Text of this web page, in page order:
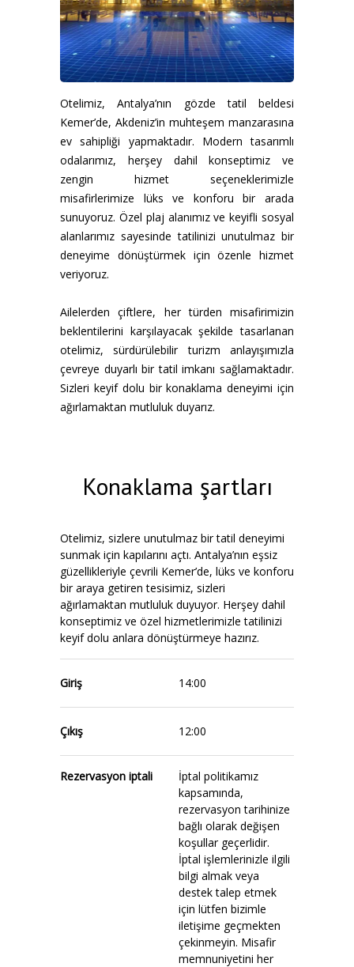
Otelimiz, Antalya’nın gözde tatil beldesi
Kemer’de, Akdeniz’in muhteşem manzarasına
ev sahipliği yapmaktadır. Modern tasarımlı
odalarımız, herşey dahil konseptimiz ve
zengin hizmet seçeneklerimizle
misafirlerimize lüks ve konforu bir arada
sunuyoruz. Özel plaj alanımız ve keyifli sosyal
alanlarımız sayesinde tatilinizi unutulmaz bir
deneyime dönüştürmek için özenle hizmet
veriyoruz.
Ailelerden çiftlere, her türden misafirimizin
beklentilerini karşılayacak şekilde tasarlanan
otelimiz, sürdürülebilir turizm anlayışımızla
çevreye duyarlı bir tatil imkanı sağlamaktadır.
Sizleri keyif dolu bir konaklama deneyimi için
ağırlamaktan mutluluk duyarız.
Konaklama şartları
Otelimiz, sizlere unutulmaz bir tatil deneyimi
sunmak için kapılarını açtı. Antalya’nın eşsiz
güzellikleriyle çevrili Kemer’de, lüks ve konforu
bir araya getiren tesisimiz, sizleri
ağırlamaktan mutluluk duyuyor. Herşey dahil
konseptimiz ve özel hizmetlerimizle tatilinizi
keyif dolu anlara dönüştürmeye hazırız.
Giriş 14:00
Çıkış 12:00
Rezervasyon iptali
İptal politikamız
kapsamında,
rezervasyon tarihinize
bağlı olarak değişen
koşullar geçerlidir.
İptal işlemlerinizle ilgili
bilgi almak veya
destek talep etmek
için lütfen bizimle
iletişime geçmekten
çekinmeyin. Misafir
memnuniyetini her